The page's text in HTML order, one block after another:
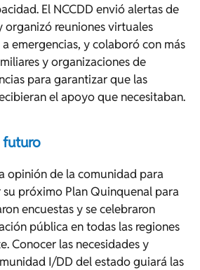
El NCCDD envió alertas de
reuniones virtuales
emergencias, y colaboró ​​con más
y organizaciones de
para garantizar que las
el apoyo que necesitaban.
futuro
opinión de la comunidad para
próximo Plan Quinquenal para
encuestas y se celebraron
pública en todas las regiones
Conocer las necesidades y
I/DD del estado guiará las